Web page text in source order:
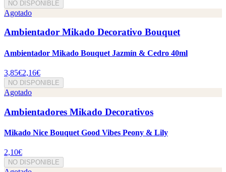
NO DISPONIBLE
Agotado
Ambientador Mikado Decorativo Bouquet
Ambientador Mikado Bouquet Jazmín & Cedro 40ml
3,85€2,16€
NO DISPONIBLE
Agotado
Ambientadores Mikado Decorativos
Mikado Nice Bouquet Good Vibes Peony & Lily
2,10€
NO DISPONIBLE